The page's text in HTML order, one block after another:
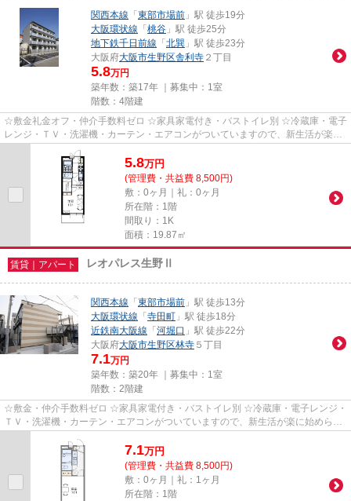
関西本線 「 東部市場前 」駅 徒歩19分
大阪環状線 「 桃谷 」駅 徒歩25分
地下鉄千日前線 「 北巽 」駅 徒歩23分
大阪府大阪市生野区舎利寺 ２丁目
5.8万円
築年数：築17年 ｜募集中： 1室
階数：4階建
☆敷金礼金オフ・仲介手数料ゼロ ☆家具家電付き・バストイレ別 ☆冷蔵庫・電子
レンジ・ＴＶ・洗濯機・カーテン・エアコンがついていますので、新生活が楽に
5.8万円
(管理費・共益費 8,500円)
敷：0ヶ月｜礼：0ヶ月
所在階：1階
間取り：1K
面積：19.87㎡
賃貸｜アパート レオパレス生野Ⅱ
関西本線 「 東部市場前 」駅 徒歩13分
大阪環状線 「 寺田町 」駅 徒歩18分
近鉄南大阪線 「 河堀口 」駅 徒歩22分
大阪府大阪市生野区林寺 ５丁目
7.1万円
築年数：築20年 ｜募集中： 1室
階数：2階建
☆敷金・仲介手数料ゼロ ☆家具家電付き・バストイレ別 ☆冷蔵庫・電子レンジ・
ＴＶ・洗濯機・カーテン・エアコンがついていますので、新生活が楽に始められ
7.1万円
(管理費・共益費 8,500円)
敷：0ヶ月｜礼：1ヶ月
所在階：1階